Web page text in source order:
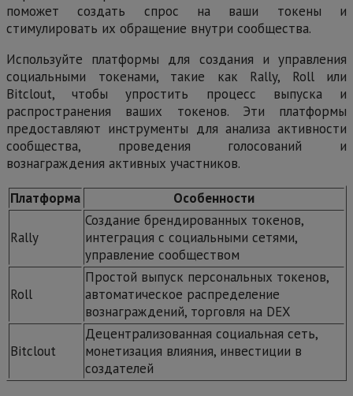
поможет создать спрос на ваши токены и
стимулировать их обращение внутри сообщества.
Используйте платформы для создания и управления
социальными токенами, такие как Rally, Roll или
Bitclout, чтобы упростить процесс выпуска и
распространения ваших токенов. Эти платформы
предоставляют инструменты для анализа активности
сообщества, проведения голосований и
вознаграждения активных участников.
Платформа
Особенности
Rally
Создание брендированных токенов,
интеграция с социальными сетями,
управление сообществом
Roll
Простой выпуск персональных токенов,
автоматическое распределение
вознаграждений, торговля на DEX
Bitclout
Децентрализованная социальная сеть,
монетизация влияния, инвестиции в
создателей